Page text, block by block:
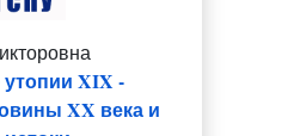
XIX -
XX века и